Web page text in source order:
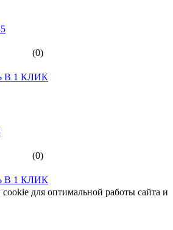
(0)
В 1 КЛИК
(0)
В 1 КЛИК
для оптимальной работы сайта и